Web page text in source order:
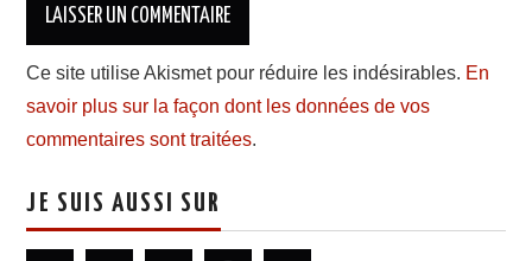
Ce site utilise Akismet pour réduire les indésirables. En
savoir plus sur la façon dont les données de vos
commentaires sont traitées.
JE SUIS AUSSI SUR